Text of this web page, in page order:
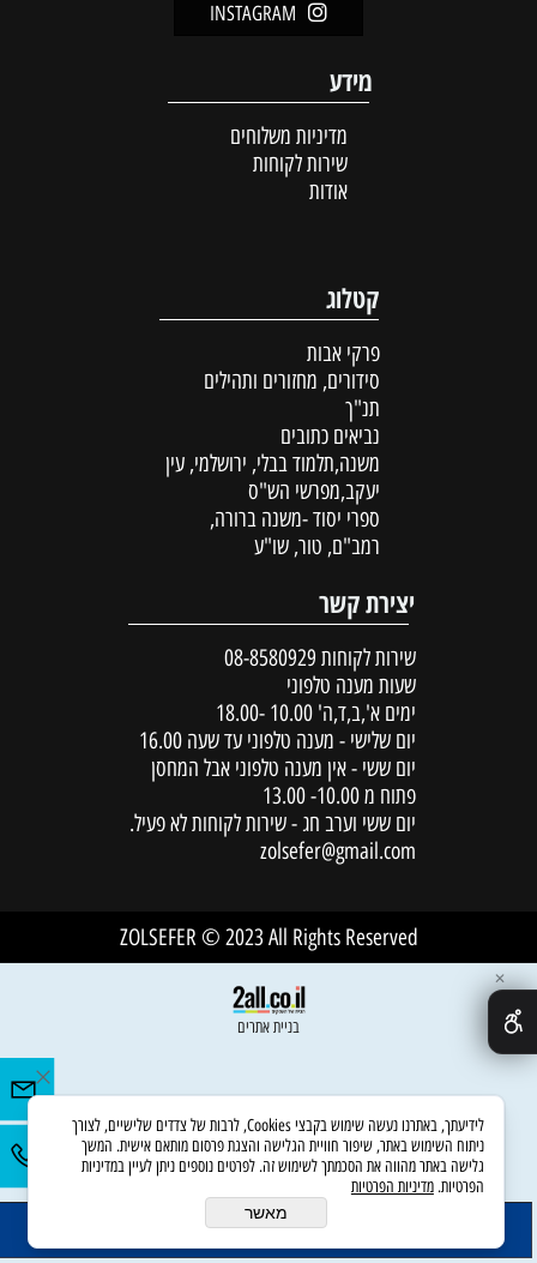
הוסף לסל
INSTAGRAM
מידע
מדיניות משלוחים
שירות לקוחות
אודות
קטלוג
פרקי אבות
סידורים, מחזורים ותהילים
תנ"ך
נביאים כתובים
משנה,תלמוד בבלי, ירושלמי, עין
יעקב,מפרשי הש"ס
ספרי יסוד -משנה ברורה,
רמב"ם, טור, שו"ע
יצירת קשר
שירות לקוחות 08-8580929
שעות מענה טלפוני
ימים א',ב,ד,ה' 10.00 -18.00
יום שלישי - מענה טלפוני עד שעה 16.00
יום ששי - אין מענה טלפוני אבל המחסן
פתוח מ 10.00- 13.00
יום ששי וערב חג - שירות לקוחות לא פעיל.
zolsefer@gmail.com
ZOLSEFER © 2023 All Rights Reserved
בניית אתרים
✕
לידיעתך, באתרנו נעשה שימוש בקבצי Cookies, לרבות של צדדים שלישיים, לצורך
ניתוח השימוש באתר, שיפור חוויית הגלישה והצגת פרסום מותאם אישית. המשך
גלישה באתר מהווה את הסכמתך לשימוש זה. לפרטים נוספים ניתן לעיין במדיניות
הפרטיות. מדיניות הפרטיות
מאשר